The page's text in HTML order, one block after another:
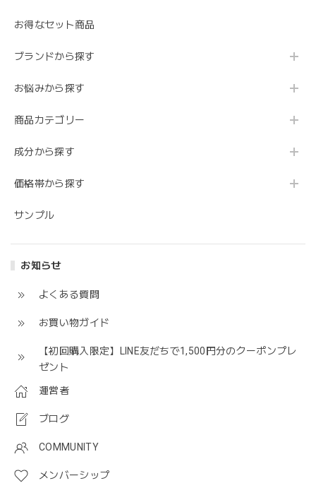
お得なセット商品
ブランドから探す
お悩みから探す
商品カテゴリー
成分から探す
価格帯から探す
サンプル
お知らせ
よくある質問
お買い物ガイド
【初回購入限定】LINE友だちで1,500円分のクーポンプレ
ゼント
運営者
ブログ
COMMUNITY
メンバーシップ
2025/01/28
かなりの乾燥肌で色んな物試してきましたが、２、３日使用
レビューをご投稿いただき、誠にありがとうご
ければ幸いです。